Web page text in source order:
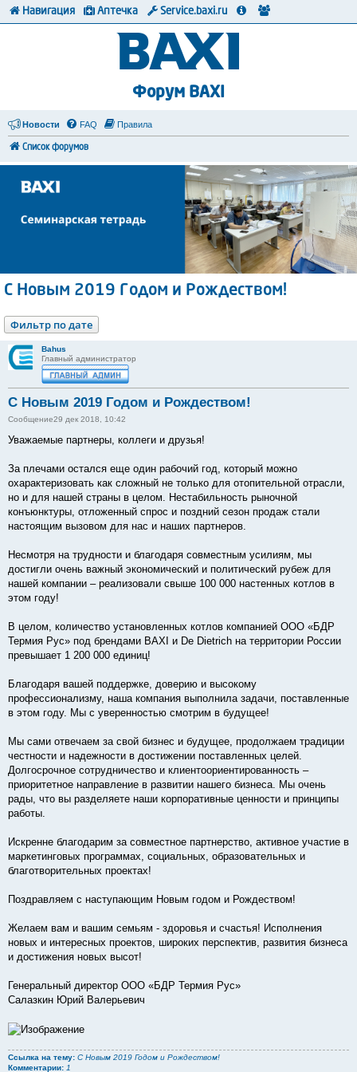
Форум BAXI
Новости FAQ Правила
Список форумов
С Новым 2019 Годом и Рождеством!
Фильтр по дате
Bahus
Главный администратор
С Новым 2019 Годом и Рождеством!
Сообщение29 дек 2018, 10:42
Уважаемые партнеры, коллеги и друзья!
За плечами остался еще один рабочий год, который можно
охарактеризовать как сложный не только для отопительной отрасли,
но и для нашей страны в целом. Нестабильность рыночной
конъюнктуры, отложенный спрос и поздний сезон продаж стали
настоящим вызовом для нас и наших партнеров.
Несмотря на трудности и благодаря совместным усилиям, мы
достигли очень важный экономический и политический рубеж для
нашей компании – реализовали свыше 100 000 настенных котлов в
этом году!
В целом, количество установленных котлов компанией ООО «БДР
Термия Рус» под брендами BAXI и De Dietrich на территории России
превышает 1 200 000 единиц!
Благодаря вашей поддержке, доверию и высокому
профессионализму, наша компания выполнила задачи, поставленные
в этом году. Мы с уверенностью смотрим в будущее!
Мы сами отвечаем за свой бизнес и будущее, продолжаем традиции
честности и надежности в достижении поставленных целей.
Долгосрочное сотрудничество и клиентоориентированность –
приоритетное направление в развитии нашего бизнеса. Мы очень
рады, что вы разделяете наши корпоративные ценности и принципы
работы.
Искренне благодарим за совместное партнерство, активное участие в
маркетинговых программах, социальных, образовательных и
благотворительных проектах!
Поздравляем с наступающим Новым годом и Рождеством!
Желаем вам и вашим семьям - здоровья и счастья! Исполнения
новых и интересных проектов, широких перспектив, развития бизнеса
и достижения новых высот!
Генеральный директор ООО «БДР Термия Рус»
Салазкин Юрий Валерьевич
Ссылка на тему: С Новым 2019 Годом и Рождеством!
Комментарии: 1
Навигация Аптечка Service.baxi.ru